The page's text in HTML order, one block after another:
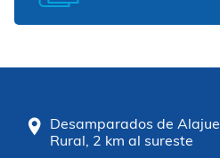
Desamparados de
Rural, 2 km al sureste